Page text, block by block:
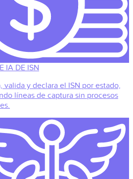
IA DE ISN
valida y declara el ISN por estado,
líneas de captura sin procesos